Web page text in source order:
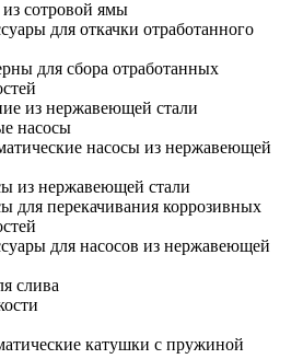
из сотровой ямы
для откачки отработанного
для сбора отработанных
из нержавеющей стали
насосы
насосы из нержавеющей
из нержавеющей стали
для перекачивания коррозивных
для насосов из нержавеющей
слива
катушки с пружиной